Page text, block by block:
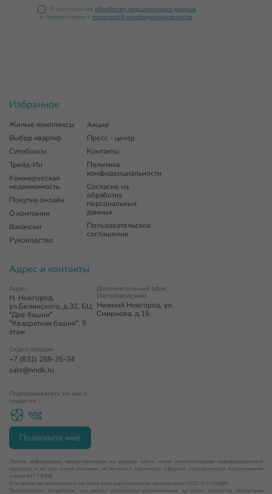
Я согласен на обработку персональных данных
в соответствии с политикой конфиденциальности
Избранное
Жилые комплексы
Выбор квартир
Ситибоксы
Трейд-Ин
Коммерческая
недвижимость
Покупка онлайн
О компании
Вакансии
Руководство
Акции
Пресс - центр
Контакты
Политика
конфиденциальности
Согласие на
обработку
персональных
данных
Пользовательское
соглашение
Адрес и контакты
Адрес
Н. Новгород,
ул.Белинского, д.32, БЦ
"Две башни"
"Квадратная башня", 5
этаж
Дополнительный офис
(Автозаводский)
Нижний Новгород, ул.
Смирнова, д.15
Отдел продаж
+7 (831) 288-35-34
sale@nndk.ru
Подписывайтесь на нас в
соцсетях
Позвоните мне
Любая информация, представленная на данном сайте, носит исключительно информационный
характер и ни при каких условиях не является публичной офертой, определяемой положениями
статьи 437 ГК РФ.
Все права на публикуемые на сайте нндк.рф материалы принадлежат ООО «СЗ «ННДК».
Пользователь уведомлен, что любые материалы, размещенные на сайте, являются объектами